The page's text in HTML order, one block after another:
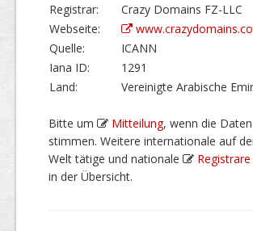
Registrar:
Crazy Domains FZ-LLC
Webseite:
Quelle:
ICANN
Iana ID:
1291
Land:
Vereinigte Arabische
Bitte um Mitteilung, wenn die
stimmen. Weitere internationale auf
Welt tätige und nationale
Registrare
in der Übersicht.